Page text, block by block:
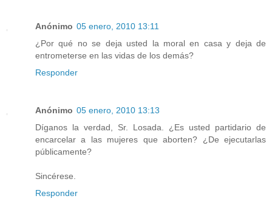
Anónimo 05 enero, 2010 13:11
¿Por qué no se deja usted la moral en casa y deja de
entrometerse en las vidas de los demás?
Responder
Anónimo 05 enero, 2010 13:13
Díganos la verdad, Sr. Losada. ¿Es usted partidario de
encarcelar a las mujeres que aborten? ¿De ejecutarlas
públicamente?
Sincérese.
Responder